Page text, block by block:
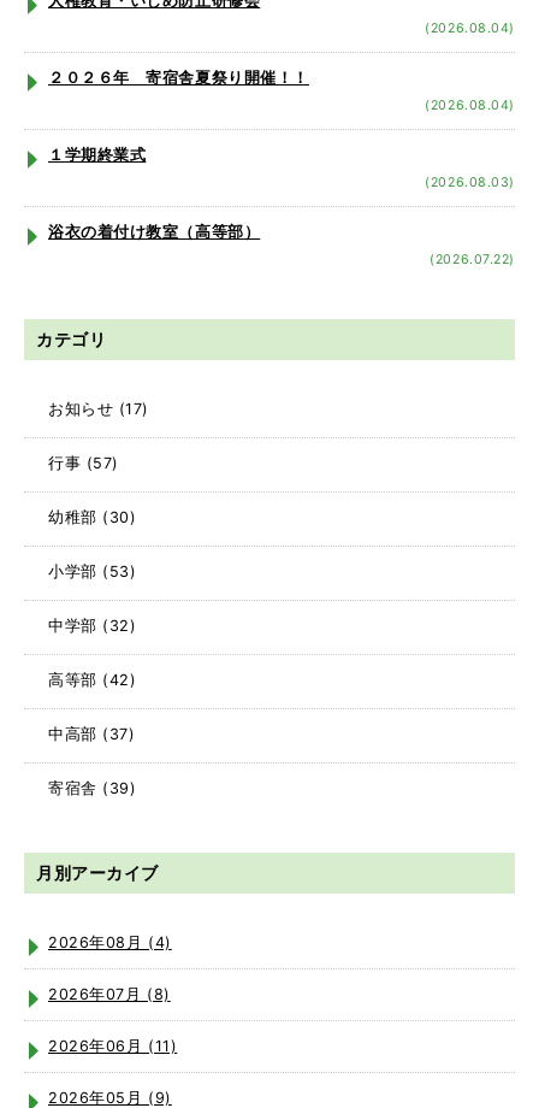
(2026.08.04)
２０２６年 寄宿舎夏祭り開催！！
(2026.08.04)
１学期終業式
(2026.08.03)
浴衣の着付け教室（高等部）
(2026.07.22)
カテゴリ
お知らせ (17)
行事 (57)
幼稚部 (30)
小学部 (53)
中学部 (32)
高等部 (42)
中高部 (37)
寄宿舎 (39)
月別アーカイブ
2026年08月 (4)
2026年07月 (8)
2026年06月 (11)
2026年05月 (9)